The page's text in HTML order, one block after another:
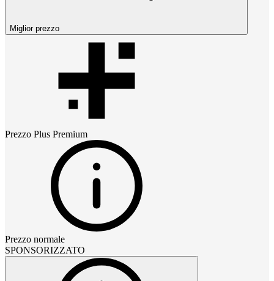
Miglior prezzo
Prezzo Plus Premium
Prezzo normale
SPONSORIZZATO